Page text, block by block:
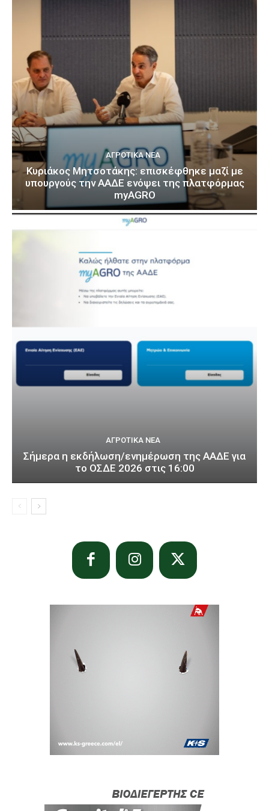
ΑΓΡΟΤΙΚΆ ΝΈΑ
Κυριάκος Μητσοτάκης: επισκέφθηκε μαζί με
υπουργούς την ΑΑΔΕ ενόψει της πλατφόρμας
myAGRO
ΑΓΡΟΤΙΚΆ ΝΈΑ
Σήμερα η εκδήλωση/ενημέρωση της ΑΑΔΕ για
το ΟΣΔΕ 2026 στις 16:00